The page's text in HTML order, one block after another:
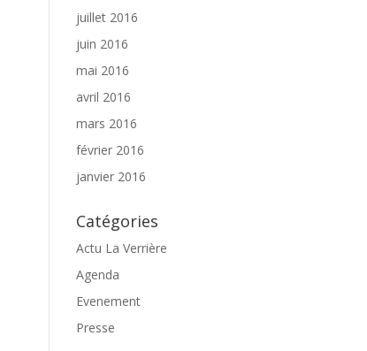
juillet 2016
juin 2016
mai 2016
avril 2016
mars 2016
février 2016
janvier 2016
Catégories
Actu La Verrière
Agenda
Evenement
Presse